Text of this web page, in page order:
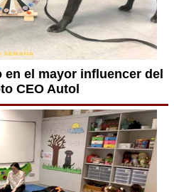
el mayor influencer del
CEO Autol